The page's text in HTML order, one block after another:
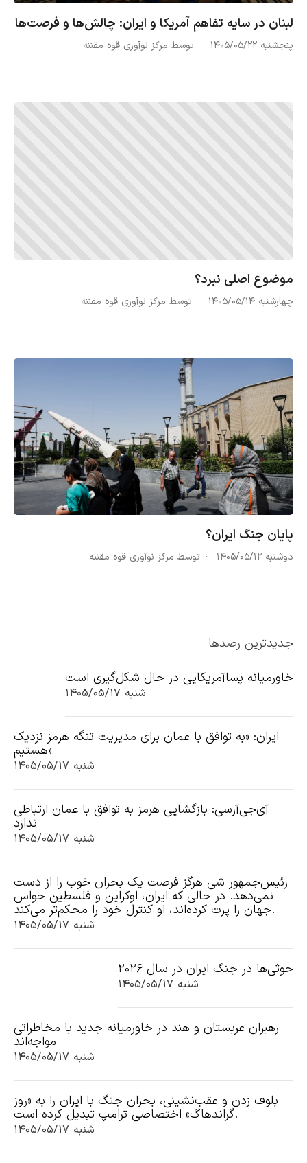
جدیدترین رصدها
خاورمیانه پساآمریکایی در حال شکل‌گیری است
شنبه ۱۴۰۵/۰۵/۱۷
ایران: «به توافق با عمان برای مدیریت تنگه هرمز نزدیک
هستیم»
شنبه ۱۴۰۵/۰۵/۱۷
آی‌جی‌آرسی: بازگشایی هرمز به توافق با عمان ارتباطی
ندارد
شنبه ۱۴۰۵/۰۵/۱۷
رئیس‌جمهور شی هرگز فرصت یک بحران خوب را از دست
نمی‌دهد. در حالی که ایران، اوکراین و فلسطین حواس
جهان را پرت کرده‌اند، او کنترل خود را محکم‌تر می‌کند.
شنبه ۱۴۰۵/۰۵/۱۷
حوثی‌ها در جنگ ایران در سال ۲۰۲۶
شنبه ۱۴۰۵/۰۵/۱۷
رهبران عربستان و هند در خاورمیانه جدید با مخاطراتی
مواجه‌اند
شنبه ۱۴۰۵/۰۵/۱۷
بلوف زدن و عقب‌نشینی، بحران جنگ با ایران را به «روز
گراندهاگ» اختصاصی ترامپ تبدیل کرده است.
شنبه ۱۴۰۵/۰۵/۱۷
لبنان در سایه تفاهم آمریکا و ایران: چالش‌ها و فرصت‌ها
پنجشنبه ۱۴۰۵/۰۵/۲۲ توسط مرکز نوآوری قوه مقننه
موضوع اصلی نبرد؟
چهارشنبه ۱۴۰۵/۰۵/۱۴ توسط مرکز نوآوری قوه مقننه
پایان جنگ ایران؟
دوشنبه ۱۴۰۵/۰۵/۱۲ توسط مرکز نوآوری قوه مقننه